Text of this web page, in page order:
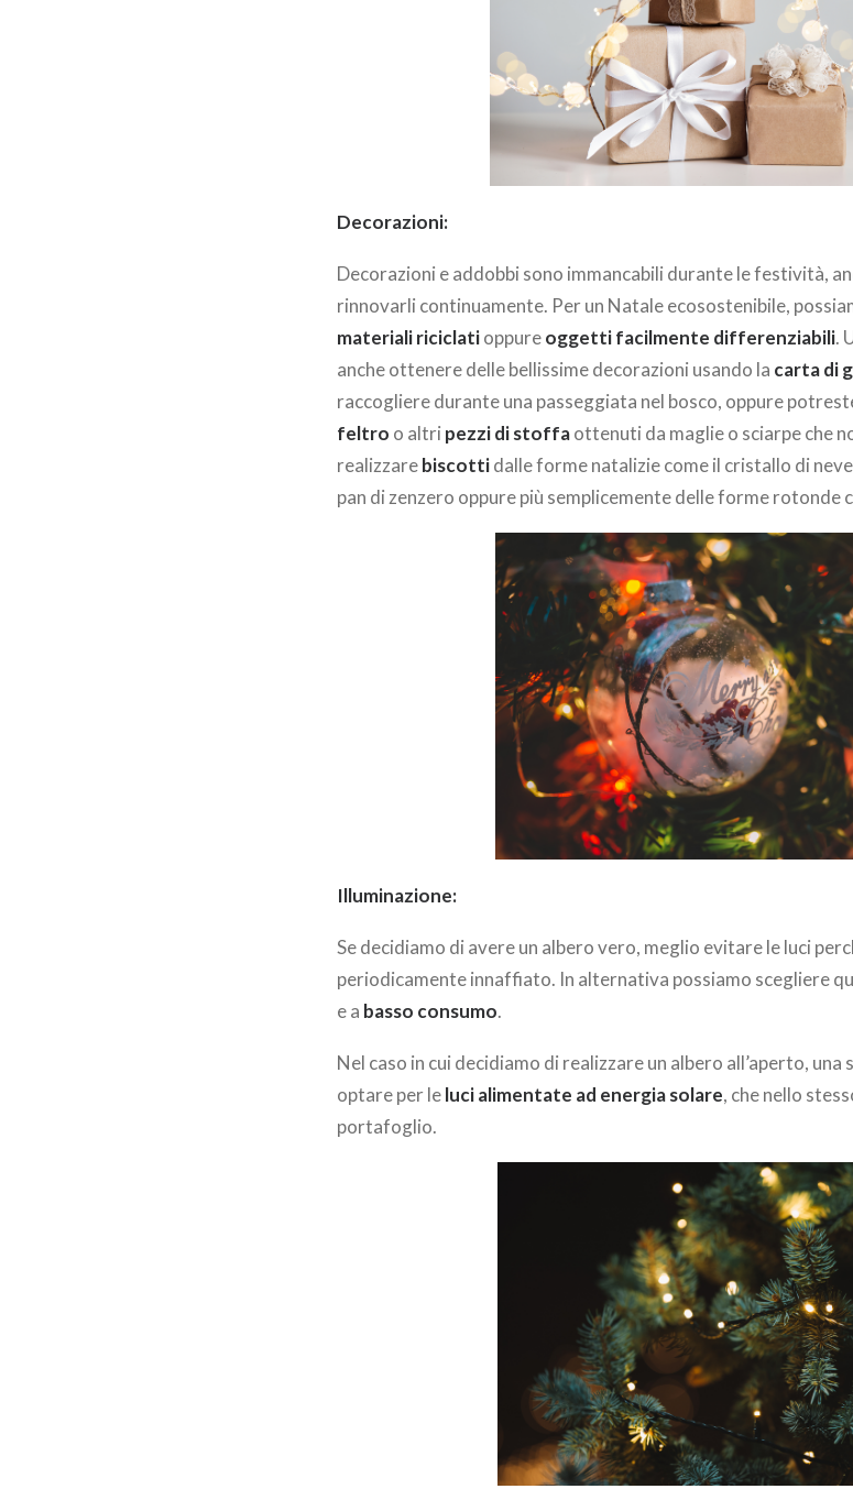
Decorazioni:
Decorazioni e addobbi sono immancabili durante le festività,
rinnovarli continuamente. Per un Natale ecosostenibile,
materiali riciclatioppureoggetti facilmente differenziabili.
anche ottenere delle bellissime decorazioni usando la carta di
raccogliere durante una passeggiata nel bosco, oppure
feltro o altri pezzi di stoffaottenuti da maglie o sciarpe che
realizzarebiscottidalle forme natalizie come il cristallo di
pan di zenzero oppure più semplicemente delle forme rotonde
Illuminazione:
Se decidiamo di avere un albero vero, meglio evitare le luci
periodicamente innaffiato. In alternativa possiamo scegliere
e a basso consumo.
Nel caso in cui decidiamo di realizzare un albero all’aperto, una
optare per leluci alimentate ad energia solare, che nello
portafoglio.